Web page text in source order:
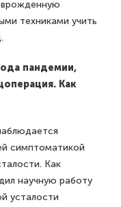
техниками учить
пандемии,
Как
симптоматикой
Как
научную работу
усталости